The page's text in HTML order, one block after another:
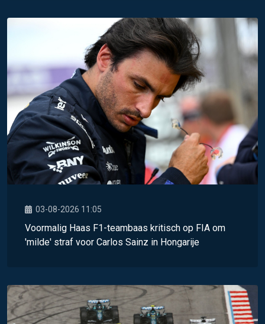
03-08-2026 11:05
Voormalig Haas F1-teambaas kritisch op FIA om
'milde' straf voor Carlos Sainz in Hongarije